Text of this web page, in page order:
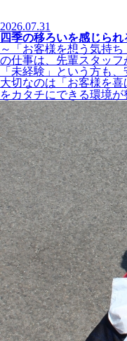
2026.07.31
四季の移ろいを感じら
～「お客様を想う気持ち
の仕事は、先輩スタッフ
「未経験」という方も
大切なのは「お客様を
をカタチにできる環境